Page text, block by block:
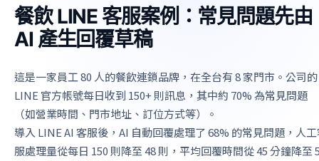
餐飲 LINE 客服案例：常見問題先由
AI 產生回覆草稿
這是一家員工 80 人的餐飲連鎖品牌，在全台有 8 家門市。公司的
LINE 官方帳號每日收到 150+ 則訊息，其中約 70% 為常見問題
（如營業時間、門市地址、訂位方式等）。
導入 LINE AI 客服後，AI 自動回覆處理了 68% 的常見問題，人
服處理量從每日 150 則降至 48 則，平均回覆時間從 45 分鐘降至